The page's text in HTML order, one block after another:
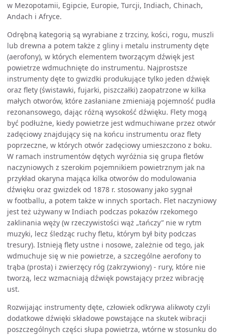
w Mezopotamii, Egipcie, Europie, Turcji, Indiach, Chinach,
Andach i Afryce.
Odrębną kategorią są wyrabiane z trzciny, kości, rogu, muszli
lub drewna a potem także z gliny i metalu instrumenty dęte
(aerofony), w których elementem tworzącym dźwięk jest
powietrze wdmuchnięte do instrumentu. Najprostsze
instrumenty dęte to gwizdki produkujące tylko jeden dźwięk
oraz flety (świstawki, fujarki, piszczałki) zaopatrzone w kilka
małych otworów, które zasłaniane zmieniają pojemność pudła
rezonansowego, dając różną wysokość dźwięku. Flety mogą
być podłużne, kiedy powietrze jest wdmuchiwane przez otwór
zadęciowy znajdujący się na końcu instrumentu oraz flety
poprzeczne, w których otwór zadęciowy umieszczono z boku.
W ramach instrumentów dętych wyróżnia się grupa fletów
naczyniowych z szerokim pojemnikiem powietrznym jak na
przykład okaryna mająca kilka otworów do modulowania
dźwięku oraz gwizdek od 1878 r. stosowany jako sygnał
w footballu, a potem także w innych sportach. Flet naczyniowy
jest też używany w Indiach podczas pokazów rzekomego
zaklinania węży (w rzeczywistości wąż „tańczy” nie w rytm
muzyki, lecz śledząc ruchy fletu, którym był bity podczas
tresury). Istnieją flety ustne i nosowe, zależnie od tego, jak
wdmuchuje się w nie powietrze, a szczególne aerofony to
trąba (prosta) i zwierzęcy róg (zakrzywiony) - rury, które nie
tworzą, lecz wzmacniają dźwięk powstający przez wibrację
ust.
Rozwijając instrumenty dęte, człowiek odkrywa alikwoty czyli
dodatkowe dźwięki składowe powstające na skutek wibracji
poszczególnych części słupa powietrza, wtórne w stosunku do